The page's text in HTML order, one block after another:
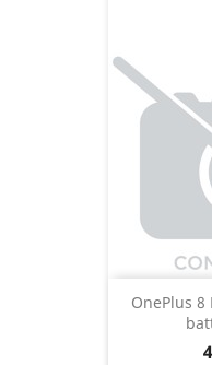
OnePlus 8